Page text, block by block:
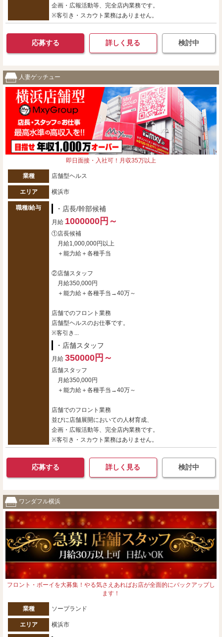
企画・広報活動等、完全店内業務です。
※客引き・スカウト業務はありません。
応募する 詳しく見る 検討中
人妻ゲッチュー
即日面接・入社可！月収35万以上
業種 店舗型ヘルス
エリア 横浜市
職種/給与 ・店長/幹部候補
月給 1000000円～
①店長候補
月給1,000,000円以上
＋能力給＋各種手当
②店舗スタッフ
月給350,000円
＋能力給＋各種手当→40万～
店舗でのフロント業務
店舗型ヘルスのお仕事です。
※客引き...
・店舗スタッフ
月給 350000円～
店舗スタッフ
月給350,000円
＋能力給＋各種手当→40万～
店舗でのフロント業務
並びに店舗展開においての人材育成、
企画・広報活動等、完全店内業務です。
※客引き・スカウト業務はありません。
応募する 詳しく見る 検討中
ワンダフル横浜
フロント・ボーイを大募集！やる気さえあればお店が全面的にバックアップし
ます！
業種 ソープランド
エリア 横浜市